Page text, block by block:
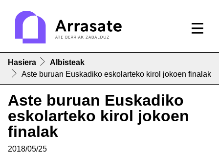
Hasiera
Albisteak
Aste buruan Euskadiko eskolarteko kirol jokoen finalak
Aste buruan Euskadiko
eskolarteko kirol jokoen
finalak
2018/05/25